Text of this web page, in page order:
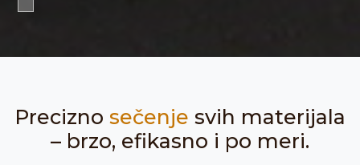
Precizno sečenje svih materijala
– brzo, efikasno i po meri.